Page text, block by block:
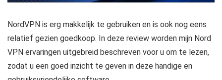
NordVPN is erg makkelijk te gebruiken en is ook nog eens
relatief gezien goedkoop. In deze review worden mijn Nord
VPN ervaringen uitgebreid beschreven voor u om te lezen,
zodat u een goed inzicht te geven in deze handige en